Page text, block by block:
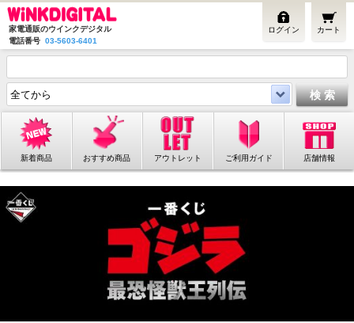
家電通販のウインクデジタル
電話番号 03-5603-6401
カート
ログイン
新着商品 おすすめ商品 アウトレット ご利用ガイド 店舗情報